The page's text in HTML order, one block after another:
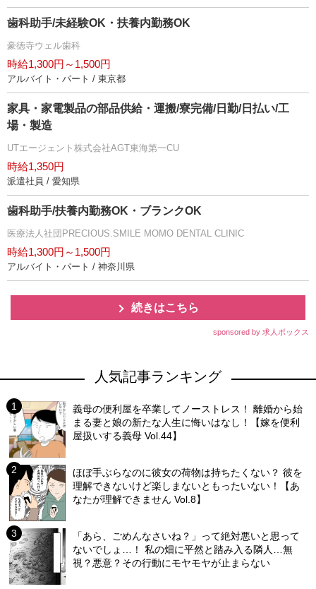
歯科助手/未経験OK・扶養内勤務OK
豪徳寺ウェル歯科
時給1,300円～1,500円
アルバイト・パート / 東京都
家具・家電製品の部品供給・運搬/寮完備/日勤/日払い/工
場・製造
UTエージェント株式会社AGT東海第一CU
時給1,350円
派遣社員 / 愛知県
歯科助手/扶養内勤務OK・ブランクOK
医療法人社団PRECIOUS.SMILE MOMO DENTAL CLINIC
時給1,300円～1,500円
アルバイト・パート / 神奈川県
続きはこちら
sponsored by 求人ボックス
人気記事ランキング
義母の便利屋を卒業してノーストレス！ 離婚から始
まる妻と娘の新たな人生に悔いはなし！【嫁を便利
屋扱いする義母 Vol.44】
ほぼ手ぶらなのに彼女の荷物は持ちたくない？ 彼を
理解できないけど楽しまないともったいない！【あ
なたが理解できません Vol.8】
「あら、ごめんなさいね？」って絶対悪いと思って
ないでしょ…！ 私の畑に平然と踏み入る隣人…無
視？悪意？その行動にモヤモヤが止まらない